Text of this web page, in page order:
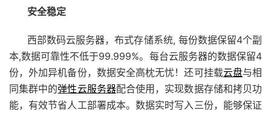
安全稳定
西部数码云服务器，布式存储系统, 每份数据保留4个副
本,数据可靠性不低于99.999%。每台云服务器的数据保留4
份，外加异机备份，数据安全高枕无忧！还可挂载云盘与相
同集群中的弹性云服务器配合使用，实现数据存储和拷贝功
能，有效节省人工部署成本。数据实时写入三份，能够保证